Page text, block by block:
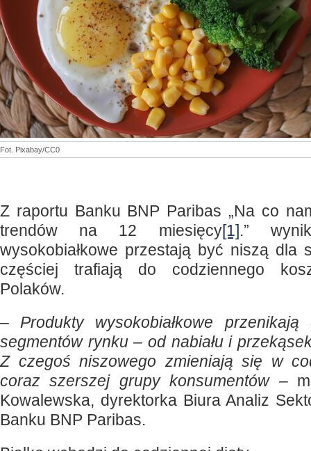
Fot. Pixabay/CC0
Z raportu Banku BNP Paribas „Na co
trendów na 12 miesięcy[1] .”
wysokobiałkowe przestają być niszą dla
częściej trafiają do codziennego
Polaków.
–Produkty wysokobiałkowe
segmentów rynku – od nabiału i
Z czegoś niszowego zmieniają się w
coraz szerszej grupy konsumentów–
Kowalewska, dyrektorka Biura Analiz
Banku BNP Paribas.